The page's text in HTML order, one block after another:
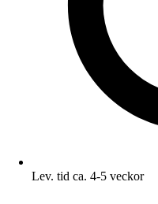
Lev. tid ca. 4-5 veckor